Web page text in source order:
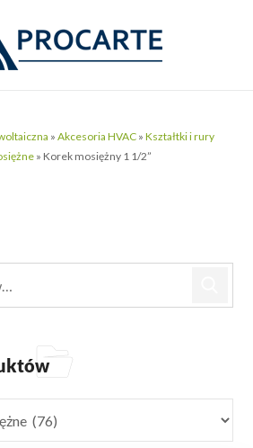
»Akcesoria HVAC »Kształtki i rury
» Korek mosiężny 1 1/2”